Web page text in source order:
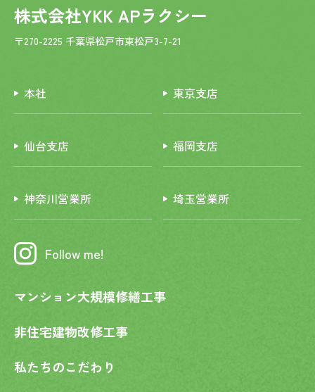
株式会社YKK APラクシー
〒270-2225 千葉県松戸市東松戸3-7-21
本社 東京支店
仙台支店 福岡支店
神奈川営業所 埼玉営業所
Follow me!
マンション大規模修繕工事
非住宅建物改修工事
私たちのこだわり